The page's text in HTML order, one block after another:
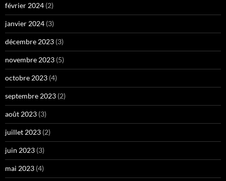
février 2024 (2)
janvier 2024 (3)
décembre 2023 (3)
novembre 2023 (5)
octobre 2023 (4)
septembre 2023 (2)
août 2023 (3)
juillet 2023 (2)
juin 2023 (3)
mai 2023 (4)